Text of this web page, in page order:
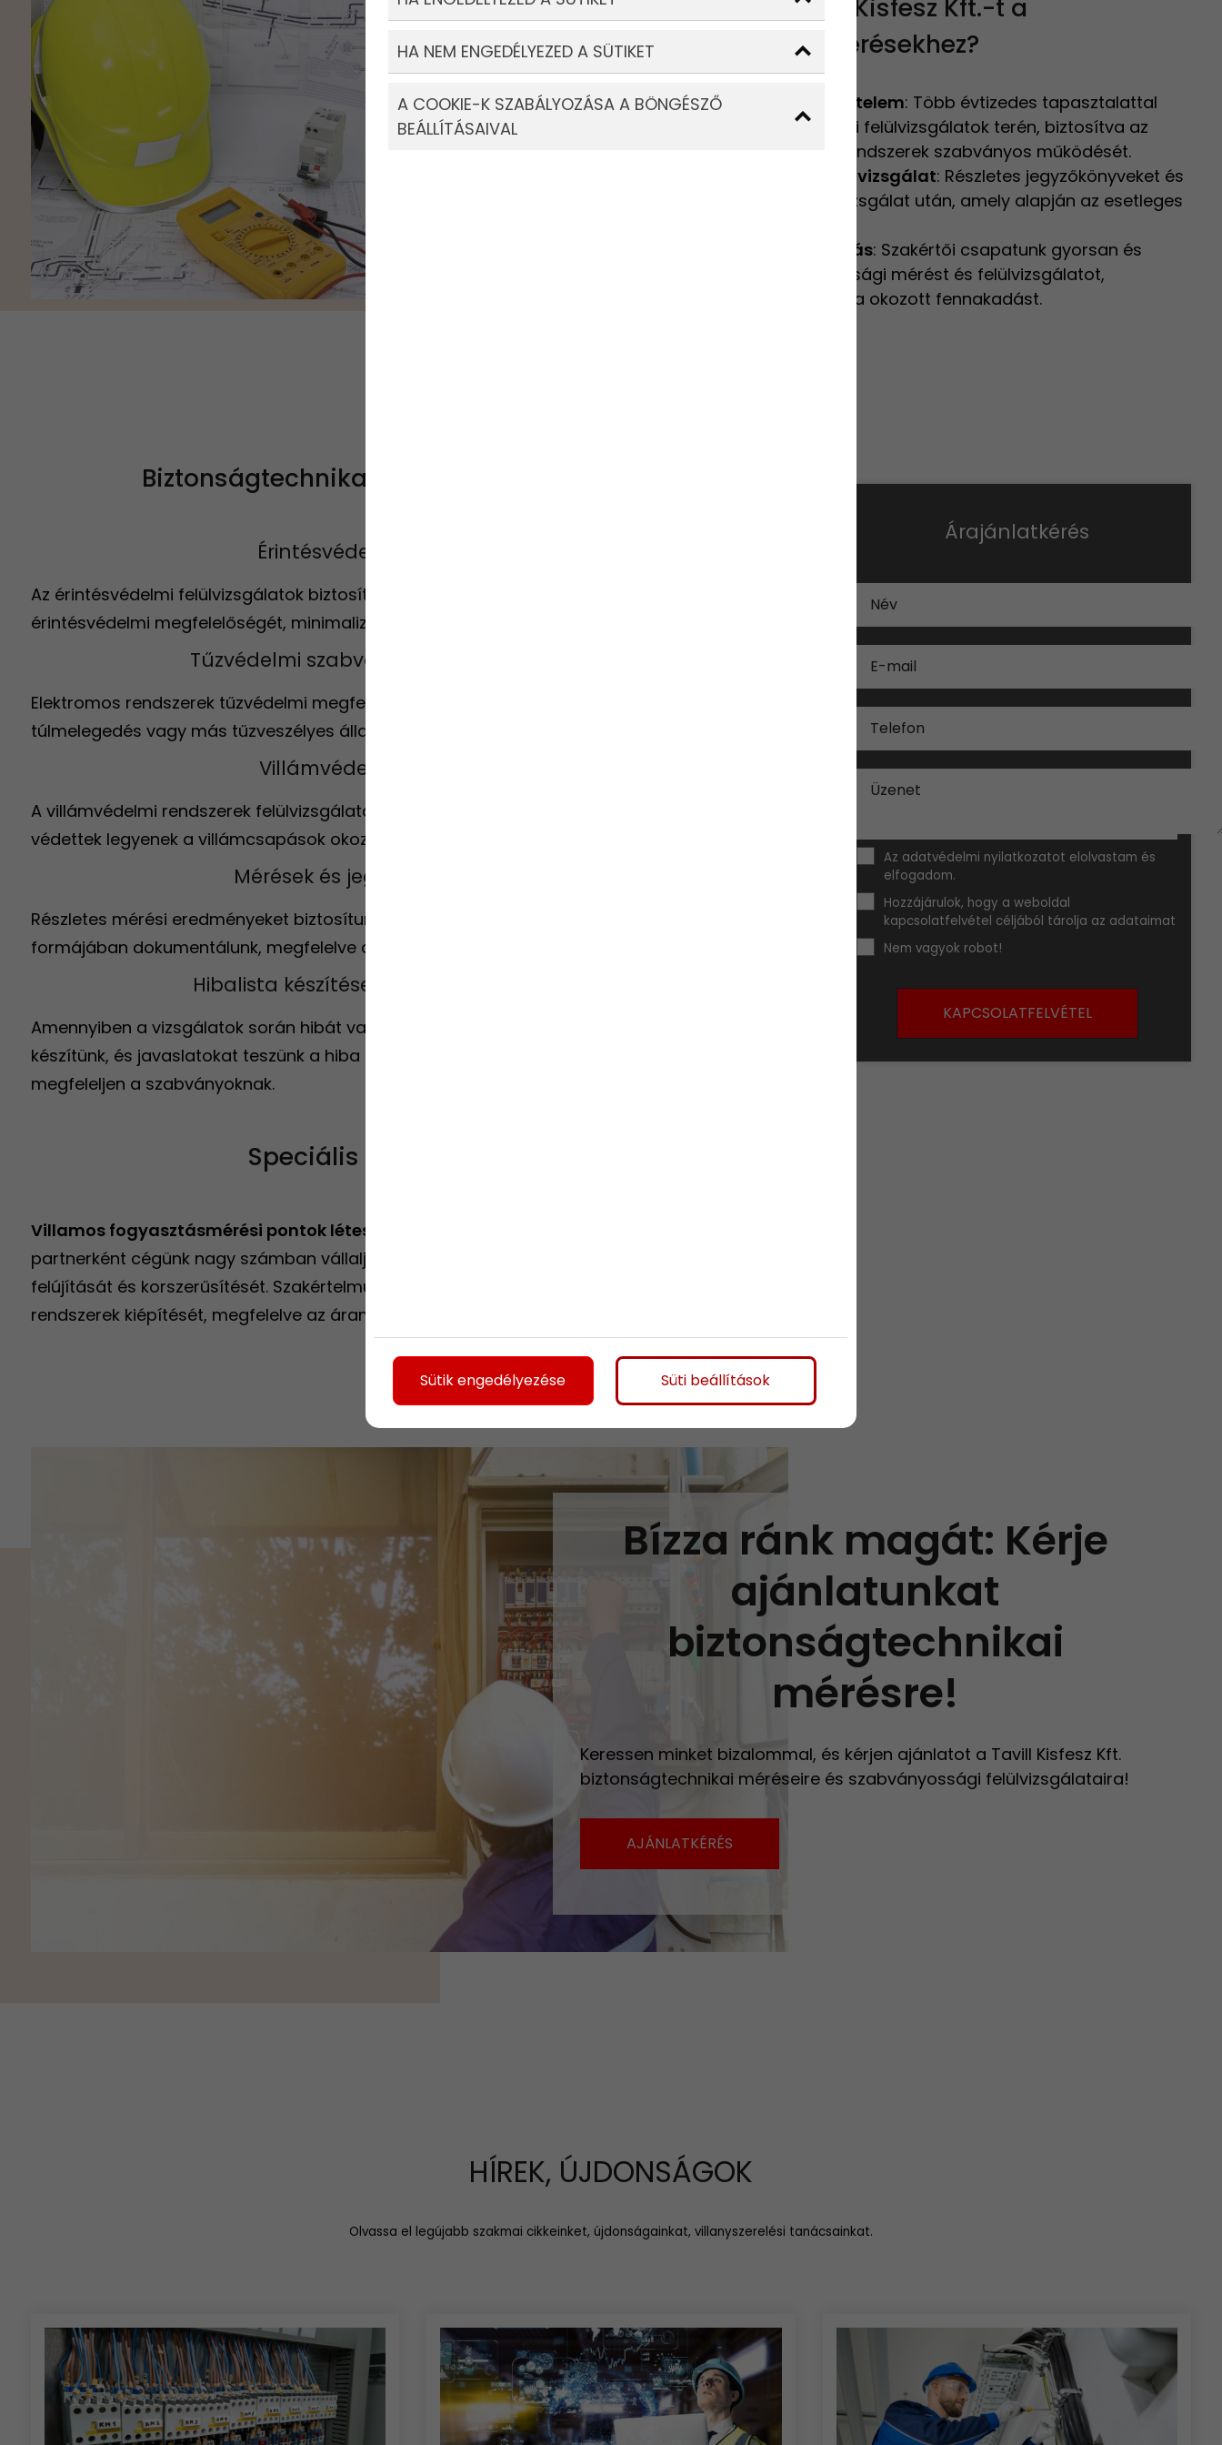
Miért válassza a Tavill Kisfesz Kft.-t a
biztonságtechnikai mérésekhez?
Széleskörű tapasztalat és szakértelem: Több évtizedes tapasztalattal
rendelkezünk a biztonságtechnikai felülvizsgálatok terén, biztosítva az
ipari, kereskedelmi és lakossági rendszerek szabványos működését.
Teljeskörű dokumentáció és felülvizsgálat: Részletes jegyzőkönyveket és
hibalistákat biztosítunk minden vizsgálat után, amely alapján az esetleges
Gyors és megbízható szolgáltatás: Szakértői csapatunk gyorsan és
rugalmasan végez minden biztonsági mérést és felülvizsgálatot,
minimalizálva az ügyfelek számára okozott fennakadást.
Biztonságtechnikai mérési szolgáltatásaink
Érintésvédelmi felülvizsgálatok
Az érintésvédelmi felülvizsgálatok biztosítják az elektromos berendezések és rendszerek
érintésvédelmi megfelelőségét, minimalizálva az áramütés veszélyét.
Tűzvédelmi szabványossági felülvizsgálatok
Elektromos rendszerek tűzvédelmi megfelelőségének vizsgálata, hogy megelőzzük a
túlmelegedés vagy más tűzveszélyes állapot kialakulását.
Villámvédelmi felülvizsgálatok
A villámvédelmi rendszerek felülvizsgálata garantálja, hogy épületei és berendezései
védettek legyenek a villámcsapások okozta károktól.
Mérések és jegyzőkönyvek készítése
Részletes mérési eredményeket biztosítunk, melyeket szabványos jegyzőkönyvek
formájában dokumentálunk, megfelelve az ipari és hatósági követelményeknek.
Hibalista készítése és javaslattétel javításra
Amennyiben a vizsgálatok során hibát vagy hiányosságot találunk, részletes hibalistát
készítünk, és javaslatokat teszünk a hiba kijavítására, hogy az elektromos rendszer
megfeleljen a szabványoknak.
Speciális szolgáltatásaink
Villamos fogyasztásmérési pontok létesítése és felújítása
partnerként cégünk nagy számban vállalja villamos fogyasztásmérési pontok telepítését,
felújítását és korszerűsítését. Szakértelmünkkel biztosítjuk a pontos és hatékony mérési
rendszerek kiépítését, megfelelve az áramszolgáltatói követelményeknek.
Árajánlatkérés
Név
E-mail
Telefon
Üzenet
Az adatvédelmi nyilatkozatot elolvastam és
elfogadom.
Hozzájárulok, hogy a weboldal
kapcsolatfelvétel céljából tárolja az adataimat
Nem vagyok robot!
KAPCSOLATFELVÉTEL
Bízza ránk magát: Kérje
ajánlatunkat
biztonságtechnikai
mérésre!
Keressen minket bizalommal, és kérjen ajánlatot a Tavill Kisfesz Kft.
biztonságtechnikai méréseire és szabványossági felülvizsgálataira!
AJÁNLATKÉRÉS
HÍREK, ÚJDONSÁGOK
Olvassa el legújabb szakmai cikkeinket, újdonságainkat, villanyszerelési tanácsainkat.
HA NEM ENGEDÉLYEZED A SÜTIKET
A COOKIE-K SZABÁLYOZÁSA A BÖNGÉSZŐ
BEÁLLÍTÁSAIVAL
Sütik engedélyezése Süti beállítások